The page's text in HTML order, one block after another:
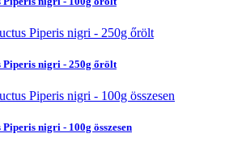
Piperis nigri - 250g őrölt
nigri - 100g összesen